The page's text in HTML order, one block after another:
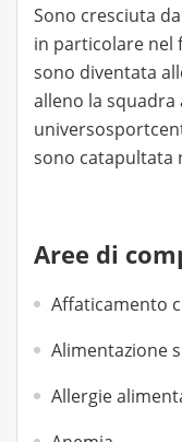
Sono cresciuta
in particolare nel
sono diventata
alleno la squadra
sono catapultata
Aree di
Affaticamento
Alimentazione
Allergie